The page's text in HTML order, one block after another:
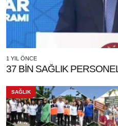
1 YIL ÖNCE
37 BİN SAĞLIK
SAĞLIK